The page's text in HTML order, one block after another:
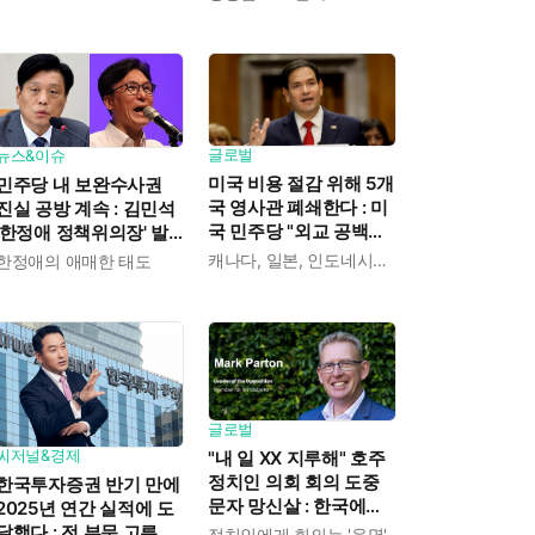
스&이슈
주당 내 보완수사권
실 공방 계속 : 김민석
정애 정책위의장' 발
근거로 내세우자 사
정애의 애매한 태도
글로벌
미국 비용 절감 위해 5개
국 영사관 폐쇄한다 : 미
국 민주당 "외교 공백에
중국이 파고들 수 있다"캐나다, 일본, 인도네시아, 카메룬, 그레나다
저널&경제
국투자증권 반기 만에
년 연간 실적에 도
글로벌
"내 일 XX 지루해" 호주
정치인 의회 회의 도중
문자 망신살 : 한국에도
이런 '사고' 많았지